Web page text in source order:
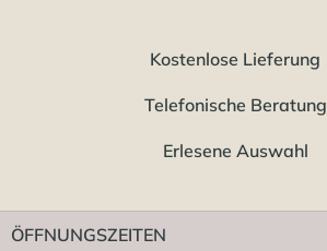
Kostenlose Lieferung
Telefonische Beratung
Erlesene Auswahl
ÖFFNUNGSZEITEN